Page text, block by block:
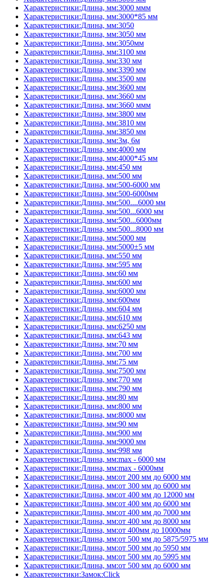
Характеристики:Длина, мм:3000 ммм
Характеристики:Длина, мм:3000*85 мм
Характеристики:Длина, мм:3050
Характеристики:Длина, мм:3050 мм
Характеристики:Длина, мм:3050мм
Характеристики:Длина, мм:3100 мм
Характеристики:Длина, мм:330 мм
Характеристики:Длина, мм:3390 мм
Характеристики:Длина, мм:3500 мм
Характеристики:Длина, мм:3600 мм
Характеристики:Длина, мм:3660 мм
Характеристики:Длина, мм:3660 ммм
Характеристики:Длина, мм:3800 мм
Характеристики:Длина, мм:3810 мм
Характеристики:Длина, мм:3850 мм
Характеристики:Длина, мм:3м, 6м
Характеристики:Длина, мм:4000 мм
Характеристики:Длина, мм:4000*45 мм
Характеристики:Длина, мм:450 мм
Характеристики:Длина, мм:500 мм
Характеристики:Длина, мм:500-6000 мм
Характеристики:Длина, мм:500-6000мм
Характеристики:Длина, мм:500....6000 мм
Характеристики:Длина, мм:500...6000 мм
Характеристики:Длина, мм:500...6000мм
Характеристики:Длина, мм:500...8000 мм
Характеристики:Длина, мм:5000 мм
Характеристики:Длина, мм:5000±5 мм
Характеристики:Длина, мм:550 мм
Характеристики:Длина, мм:595 мм
Характеристики:Длина, мм:60 мм
Характеристики:Длина, мм:600 мм
Характеристики:Длина, мм:6000 мм
Характеристики:Длина, мм:600мм
Характеристики:Длина, мм:604 мм
Характеристики:Длина, мм:610 мм
Характеристики:Длина, мм:6250 мм
Характеристики:Длина, мм:643 мм
Характеристики:Длина, мм:70 мм
Характеристики:Длина, мм:700 мм
Характеристики:Длина, мм:75 мм
Характеристики:Длина, мм:7500 мм
Характеристики:Длина, мм:770 мм
Характеристики:Длина, мм:790 мм
Характеристики:Длина, мм:80 мм
Характеристики:Длина, мм:800 мм
Характеристики:Длина, мм:8000 мм
Характеристики:Длина, мм:90 мм
Характеристики:Длина, мм:900 мм
Характеристики:Длина, мм:9000 мм
Характеристики:Длина, мм:998 мм
Характеристики:Длина, мм:max - 6000 мм
Характеристики:Длина, мм:max - 6000мм
Характеристики:Длина, мм:от 200 мм до 6000 мм
Характеристики:Длина, мм:от 300 мм до 6000 мм
Характеристики:Длина, мм:от 400 мм до 12000 мм
Характеристики:Длина, мм:от 400 мм до 6000 мм
Характеристики:Длина, мм:от 400 мм до 7000 мм
Характеристики:Длина, мм:от 400 мм до 8000 мм
Характеристики:Длина, мм:от 400мм до 10000мм
Характеристики:Длина, мм:от 500 мм до 5875/5975 мм
Характеристики:Длина, мм:от 500 мм до 5950 мм
Характеристики:Длина, мм:от 500 мм до 5995 мм
Характеристики:Длина, мм:от 500 мм до 6000 мм
Характеристики:Замок:Click